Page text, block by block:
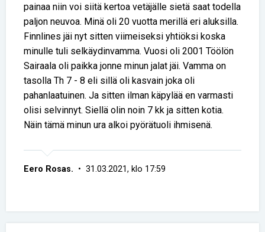
painaa niin voi siitä kertoa vetäjälle sietä saat todella
paljon neuvoa. Minä oli 20 vuotta merillä eri aluksilla.
Finnlines jäi nyt sitten viimeiseksi yhtiöksi koska
minulle tuli selkäydinvamma. Vuosi oli 2001 Töölön
Sairaala oli paikka jonne minun jalat jäi. Vamma on
tasolla Th 7 - 8 eli sillä oli kasvain joka oli
pahanlaatuinen. Ja sitten ilman käpylää en varmasti
olisi selvinnyt. Siellä olin noin 7 kk ja sitten kotia.
Näin tämä minun ura alkoi pyörätuoli ihmisenä.
Eero Rosas. • 31.03.2021, klo 17:59